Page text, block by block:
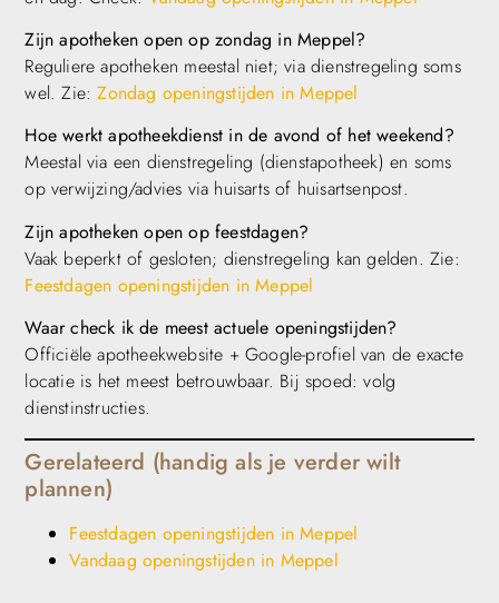
Zijn apotheken open op zondag in Meppel?
Reguliere apotheken meestal niet; via dienstregeling soms
wel. Zie:Zondag openingstijden in Meppel
Hoe werkt apotheekdienst in de avond of het weekend?
Meestal via een dienstregeling (dienstapotheek) en soms
op verwijzing/advies via huisarts of huisartsenpost.
Zijn apotheken open op feestdagen?
Vaak beperkt of gesloten; dienstregeling kan gelden. Zie:
Feestdagen openingstijden in Meppel
Waar check ik de meest actuele openingstijden?
Officiële apotheekwebsite + Google-profiel van de exacte
locatie is het meest betrouwbaar. Bij spoed: volg
dienstinstructies.
Gerelateerd (handig als je verder wilt
plannen)
Feestdagen openingstijden in Meppel
Vandaag openingstijden in Meppel